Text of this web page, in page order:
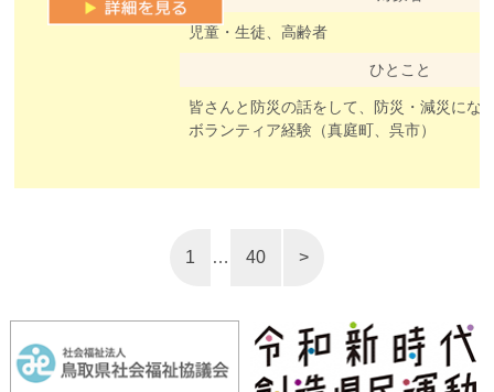
児童・生徒、高齢者
ひとこと
ボランティア経験（真庭町、呉市）
1 … 40 >